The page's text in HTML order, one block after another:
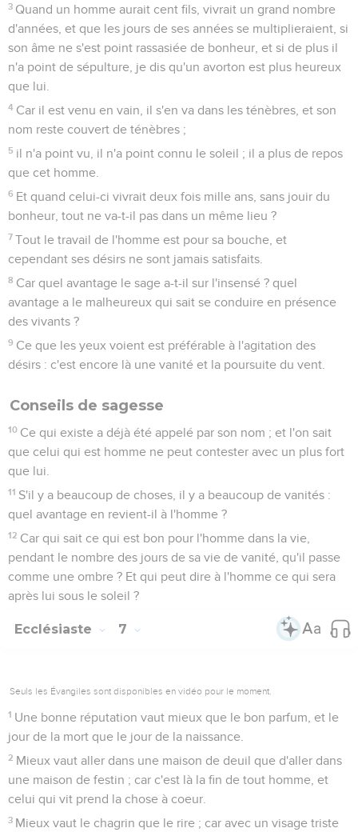
3 Quand un homme aurait cent fils, vivrait un grand nombre
d'années, et que les jours de ses années se multiplieraient, si
son âme ne s'est point rassasiée de bonheur, et si de plus il
n'a point de sépulture, je dis qu'un avorton est plus heureux
que lui.
4 Car il est venu en vain, il s'en va dans les ténèbres, et son
nom reste couvert de ténèbres ;
5 il n'a point vu, il n'a point connu le soleil ; il a plus de repos
que cet homme.
6 Et quand celui-ci vivrait deux fois mille ans, sans jouir du
bonheur, tout ne va-t-il pas dans un même lieu ?
7 Tout le travail de l'homme est pour sa bouche, et
cependant ses désirs ne sont jamais satisfaits.
8 Car quel avantage le sage a-t-il sur l'insensé ? quel
avantage a le malheureux qui sait se conduire en présence
des vivants ?
9 Ce que les yeux voient est préférable à l'agitation des
désirs : c'est encore là une vanité et la poursuite du vent.
Conseils de sagesse
10 Ce qui existe a déjà été appelé par son nom ; et l'on sait
que celui qui est homme ne peut contester avec un plus fort
que lui.
11 S'il y a beaucoup de choses, il y a beaucoup de vanités :
quel avantage en revient-il à l'homme ?
12 Car qui sait ce qui est bon pour l'homme dans la vie,
pendant le nombre des jours de sa vie de vanité, qu'il passe
comme une ombre ? Et qui peut dire à l'homme ce qui sera
après lui sous le soleil ?
Ecclésiaste 7
Seuls les Évangiles sont disponibles en vidéo pour le moment.
1 Une bonne réputation vaut mieux que le bon parfum, et le
jour de la mort que le jour de la naissance.
2 Mieux vaut aller dans une maison de deuil que d'aller dans
une maison de festin ; car c'est là la fin de tout homme, et
celui qui vit prend la chose à coeur.
3 Mieux vaut le chagrin que le rire ; car avec un visage triste